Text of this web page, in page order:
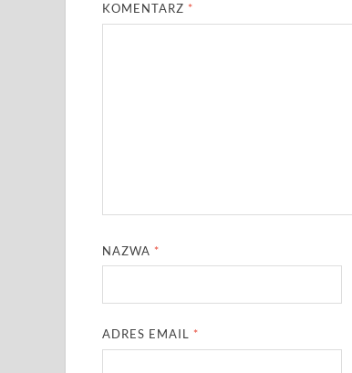
KOMENTARZ *
NAZWA *
ADRES EMAIL *